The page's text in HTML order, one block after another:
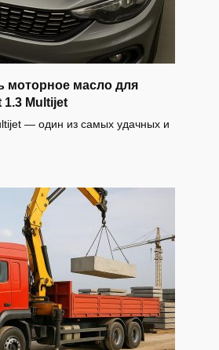
моторное масло для
1.3 Multijet
— один из самых удачных и